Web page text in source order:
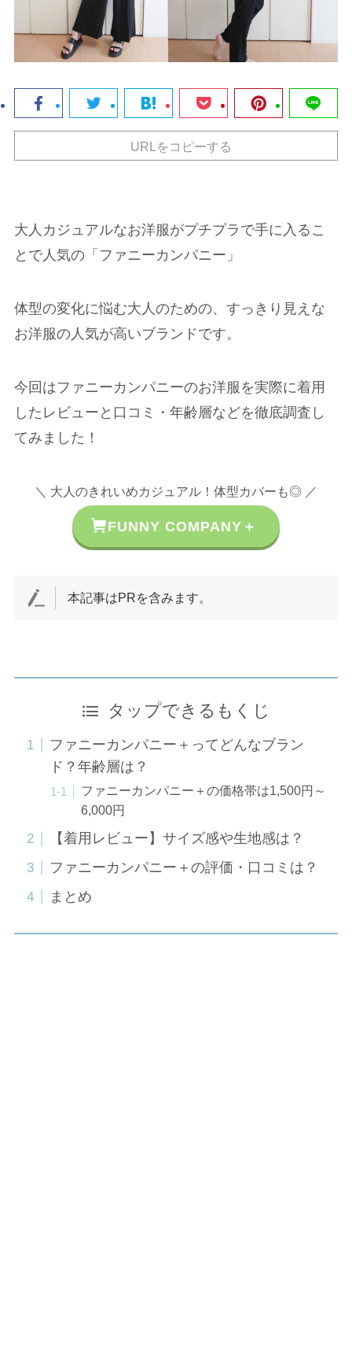
URLをコピーする
大人カジュアルなお洋服がプチプラで手に入るこ
とで人気の「ファニーカンパニー」
体型の変化に悩む大人のための、すっきり見えな
お洋服の人気が高いブランドです。
今回はファニーカンパニーのお洋服を実際に着用
したレビューと口コミ・年齢層などを徹底調査し
てみました！
＼ 大人のきれいめカジュアル！体型カバーも◎ ／
FUNNY COMPANY＋
本記事はPRを含みます。
タップできるもくじ
ファニーカンパニー＋ってどんなブラン
ド？年齢層は？
ファニーカンパニー＋の価格帯は1,500円～
6,000円
【着用レビュー】サイズ感や生地感は？
ファニーカンパニー＋の評価・口コミは？
まとめ